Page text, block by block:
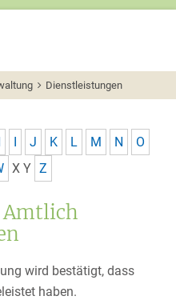
Dienstleistungen
I J K L M N
O
X Y Z
wird bestätigt, dass
haben.